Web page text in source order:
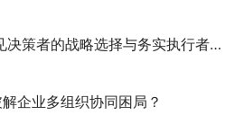
雅安ERP系统：远见决策者的战略选择与务实执行者的效率革命
企业多组织协同困局？